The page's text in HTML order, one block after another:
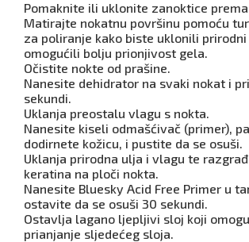
Pomaknite ili uklonite zanoktice
Matirajte nokatnu površinu pomoću
za poliranje kako biste uklonili prirodni
omogućili bolju prionjivost gela.
Očistite nokte od prašine.
Nanesite dehidrator na svaki nokat i
sekundi.
Uklanja preostalu vlagu s nokta.
Nanesite kiseli odmašćivač (primer),
dodirnete kožicu, i pustite da se osuši.
Uklanja prirodna ulja i vlagu te
keratina na ploči nokta.
Nanesite Bluesky Acid Free Primer u
ostavite da se osuši 30 sekundi.
Ostavlja lagano ljepljivi sloj koji
prianjanje sljedećeg sloja.